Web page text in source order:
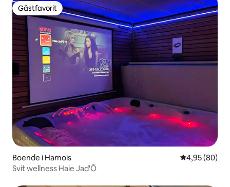
Gästfavorit
Gästfavorit
Boende i Hamois 4,95 av 5 i
4,95 (80)
Svit wellness Haie Jad'Ô